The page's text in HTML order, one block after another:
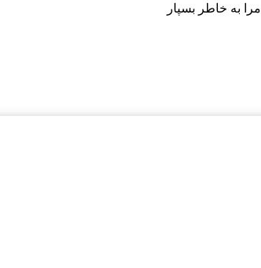
مرا به خاطر بسپار